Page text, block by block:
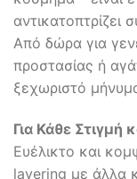
αντικατοπτρίζει
Από δώρα για
προστασίας ή
ξεχωριστό
Για Κάθε Στιγμή
Ευέλικτο και
layering με άλλα